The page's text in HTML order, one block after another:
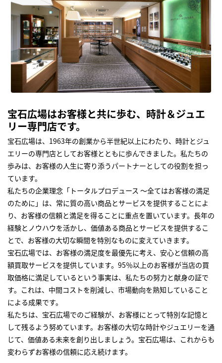
宝石広場はお客様と共に歩む、時計＆ジュエ
リー専門店です。
宝石広場は、1963年の創業から半世紀以上にわたり、時計とジュ
エリーの専門店としてお客様とともに歩んできました。私たちの
歩みは、お客様の人生に寄り添うパートナーとしての役割を担っ
ています。
私たちの企業理念「トータルプロデュース ～全てはお客様の満足
のために」は、常に質の高い商品とサービスを提供することによ
り、お客様の信頼と満足を得ることに重点を置いています。長年の
経験とノウハウを活かし、価値ある商品とサービスを提供するこ
とで、お客様の大切な瞬間を特別なものに変えていきます。
宝石広場では、お客様の満足度を最優先に考え、安心と信頼の高
額買取サービスを提供しています。95％以上のお客様が当店の買
取価格に満足しているという事実は、私たちの努力と献身の証で
す。これは、中間コストを削減し、市場動向を熟知していること
による成果です。
私たちは、宝石広場でのご経験が、お客様にとって特別な記憶と
して残るよう努めています。お客様の大切な時計やジュエリーを通
じて、価値ある未来を創り出しましょう。宝石広場は、これからも
変わらずお客様の信頼に応え続けます。